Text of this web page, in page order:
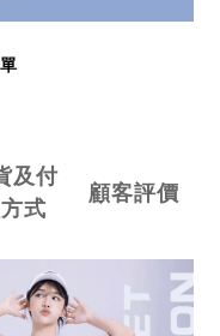
及付
式
顧客評價